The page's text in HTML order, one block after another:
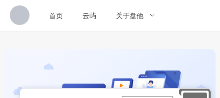
首页 云屿 关于盘他